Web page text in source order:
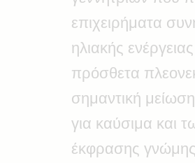
επιχειρήματα
ηλιακής
πρόσθετα
σημαντική
για καύσιμα και
έκφρασης